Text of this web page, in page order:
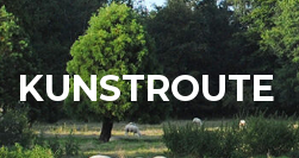
KUNSTROUTE